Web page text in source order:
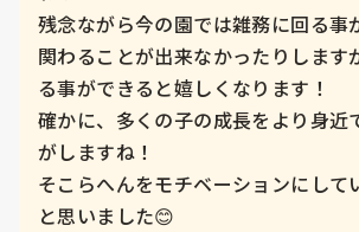
残念ながら今の園では雑務に回る事
関わることが出来なかったりします
る事ができると嬉しくなります！
確かに、多くの子の成長をより身近
がしますね！
そこらへんをモチベーションにして
と思いました😊